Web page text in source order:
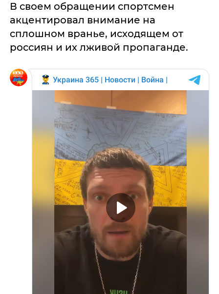
В своем обращении спортсмен
акцентировал внимание на
сплошном вранье, исходящем от
россиян и их лживой пропаганде.